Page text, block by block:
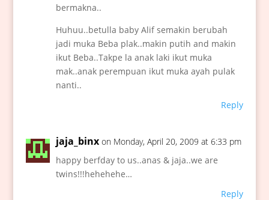
bermakna..
Huhuu..betulla baby Alif semakin berubah
jadi muka Beba plak..makin putih and makin
ikut Beba..Takpe la anak laki ikut muka
mak..anak perempuan ikut muka ayah pulak
nanti..
Reply
jaja_binx on Monday, April 20, 2009 at 6:33 pm
happy berfday to us..anas & jaja..we are
twins!!!hehehehe…
Reply